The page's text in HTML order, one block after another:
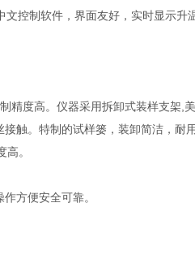
控制软件，界面友好，实时显示升
精度高。仪器采用拆卸式装样支架,
触。特制的试样篓，装卸简洁，耐
高。
方便安全可靠。